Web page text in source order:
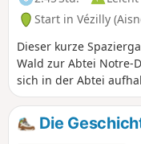
Start in Vézilly
Dieser kurze
Wald zur Abtei Notre-
sich in der Abtei
Sie einen halben Tag
Die